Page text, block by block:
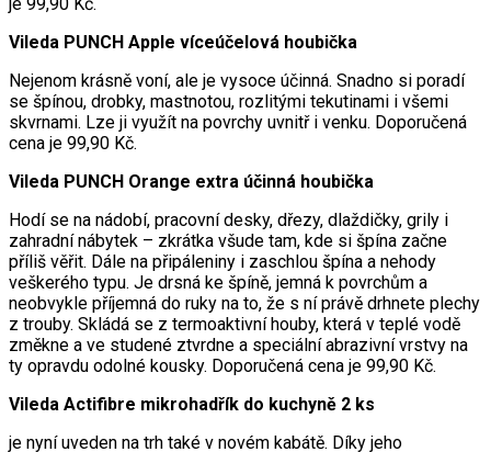
Vileda PUNCH Apple víceúčelová houbička
Nejenom krásně voní, ale je vysoce účinná. Snadno si poradí
se špínou, drobky, mastnotou, rozlitými tekutinami i všemi
skvrnami. Lze ji využít na povrchy uvnitř i venku. Doporučená
cena je 99,90 Kč.
Vileda PUNCH Orange extra účinná houbička
Hodí se na nádobí, pracovní desky, dřezy, dlaždičky, grily i
zahradní nábytek – zkrátka všude tam, kde si špína začne
příliš věřit. Dále na připáleniny i zaschlou špína a nehody
veškerého typu. Je drsná ke špíně, jemná k povrchům a
neobvykle příjemná do ruky na to, že s ní právě drhnete plechy
z trouby. Skládá se z termoaktivní houby, která v teplé vodě
změkne a ve studené ztvrdne a speciální abrazivní vrstvy na
ty opravdu odolné kousky. Doporučená cena je 99,90 Kč.
Vileda Actifibre mikrohadřík do kuchyně 2 ks
je nyní uveden na trh také v novém kabátě. Díky jeho